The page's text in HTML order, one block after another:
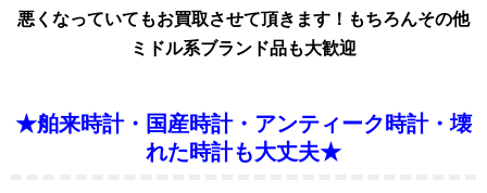
悪くなっていてもお買取させて頂きます！もちろんその他
ミドル系ブランド品も大歓迎
★舶来時計・国産時計・アンティーク時計・壊
れた時計も大丈夫★